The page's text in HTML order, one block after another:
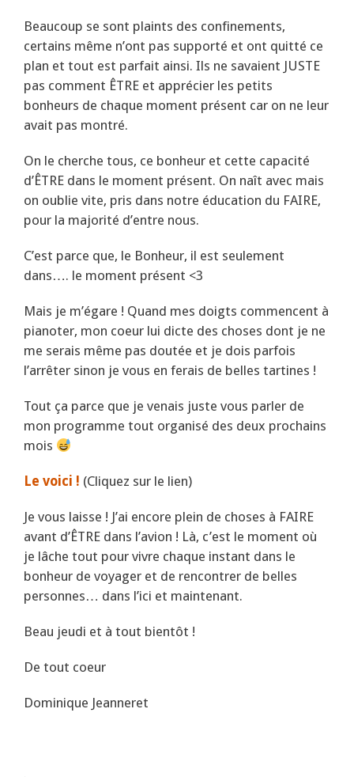
Beaucoup se sont plaints des confinements,
certains même n’ont pas supporté et ont quitté ce
plan et tout est parfait ainsi. Ils ne savaient JUSTE
pas comment ÊTRE et apprécier les petits
bonheurs de chaque moment présent car on ne leur
avait pas montré.
On le cherche tous, ce bonheur et cette capacité
d’ÊTRE dans le moment présent. On naît avec mais
on oublie vite, pris dans notre éducation du FAIRE,
pour la majorité d’entre nous.
C’est parce que, le Bonheur, il est seulement
dans…. le moment présent <3
Mais je m’égare ! Quand mes doigts commencent à
pianoter, mon coeur lui dicte des choses dont je ne
me serais même pas doutée et je dois parfois
l’arrêter sinon je vous en ferais de belles tartines !
Tout ça parce que je venais juste vous parler de
mon programme tout organisé des deux prochains
mois
Le voici ! (Cliquez sur le lien)
Je vous laisse ! J’ai encore plein de choses à FAIRE
avant d’ÊTRE dans l’avion ! Là, c’est le moment où
je lâche tout pour vivre chaque instant dans le
bonheur de voyager et de rencontrer de belles
personnes… dans l’ici et maintenant.
Beau jeudi et à tout bientôt !
De tout coeur
Dominique Jeanneret